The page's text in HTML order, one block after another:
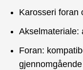
Karosseri foran
Akselmateriale:
Foran: